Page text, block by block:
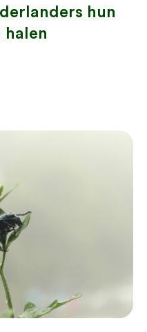
hun
halen